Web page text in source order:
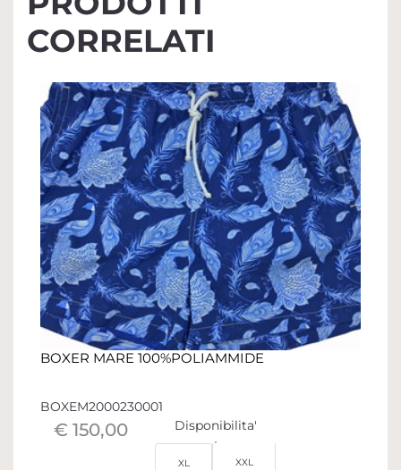
CORRELATI
BOXER MARE 100%POLIAMMIDE
BOXEM2000230001
€ 150,00 Disponibilita'
XL XXL